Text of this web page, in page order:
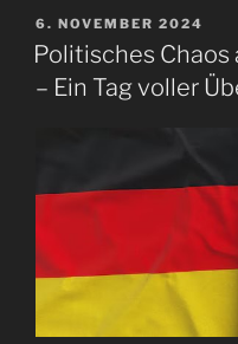
Tag
der
Menschenrechte“
VERÖFFENTLICHT
AM
6. NOVEMBER 2024
Politisches
– Ein Tag voller